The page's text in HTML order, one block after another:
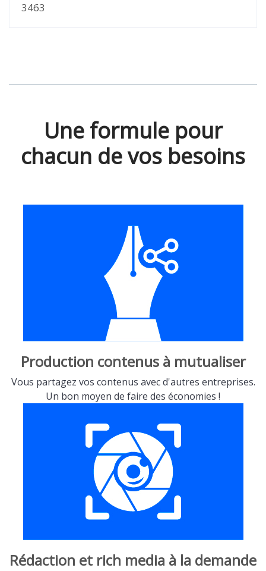
3463
Une formule pour
chacun de vos besoins
Production contenus à mutualiser
Vous partagez vos contenus avec d'autres entreprises.
Un bon moyen de faire des économies !
Rédaction et rich media à la demande